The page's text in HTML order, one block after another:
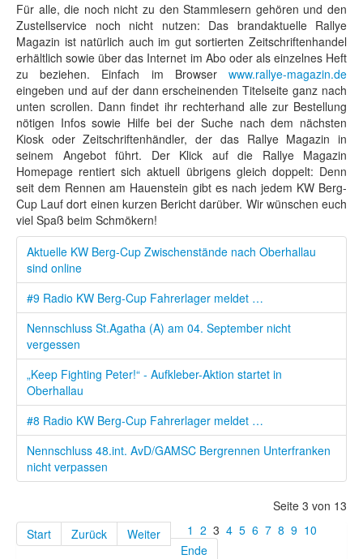
Für alle, die noch nicht zu den Stammlesern gehören und den
Zustellservice noch nicht nutzen: Das brandaktuelle Rallye
Magazin ist natürlich auch im gut sortierten Zeitschriftenhandel
erhältlich sowie über das Internet im Abo oder als einzelnes Heft
zu beziehen. Einfach im Browser www.rallye-magazin.de
eingeben und auf der dann erscheinenden Titelseite ganz nach
unten scrollen. Dann findet ihr rechterhand alle zur Bestellung
nötigen Infos sowie Hilfe bei der Suche nach dem nächsten
Kiosk oder Zeitschriftenhändler, der das Rallye Magazin in
seinem Angebot führt. Der Klick auf die Rallye Magazin
Homepage rentiert sich aktuell übrigens gleich doppelt: Denn
seit dem Rennen am Hauenstein gibt es nach jedem KW Berg-
Cup Lauf dort einen kurzen Bericht darüber. Wir wünschen euch
viel Spaß beim Schmökern!
Aktuelle KW Berg-Cup Zwischenstände nach Oberhallau
sind online
#9 Radio KW Berg-Cup Fahrerlager meldet …
Nennschluss St.Agatha (A) am 04. September nicht
vergessen
„Keep Fighting Peter!“ - Aufkleber-Aktion startet in
Oberhallau
#8 Radio KW Berg-Cup Fahrerlager meldet …
Nennschluss 48.int. AvD/GAMSC Bergrennen Unterfranken
nicht verpassen
Seite 3 von 13
Start
Zurück 1 2 3 4 5 6 7 8 9 10
Weiter
Ende